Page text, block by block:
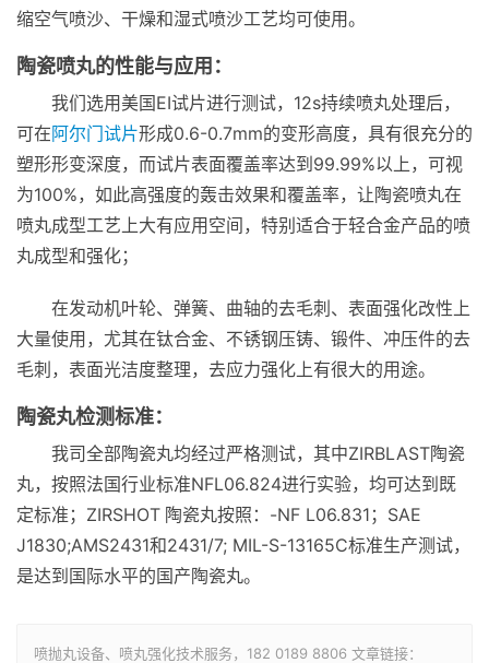
缩空气喷沙、干燥和湿式喷沙工艺均可使用。
陶瓷喷丸的性能与应用：
我们选用美国EI试片进行测试，12s持续喷丸处理后，
可在阿尔门试片形成0.6-0.7mm的变形高度，具有很充分的
塑形形变深度，而试片表面覆盖率达到99.99%以上，可视
为100%，如此高强度的轰击效果和覆盖率，让陶瓷喷丸在
喷丸成型工艺上大有应用空间，特别适合于轻合金产品的喷
丸成型和强化；
在发动机叶轮、弹簧、曲轴的去毛刺、表面强化改性上
大量使用，尤其在钛合金、不锈钢压铸、锻件、冲压件的去
毛刺，表面光洁度整理，去应力强化上有很大的用途。
陶瓷丸检测标准：
我司全部陶瓷丸均经过严格测试，其中ZIRBLAST陶瓷
丸，按照法国行业标准NFL06.824进行实验，均可达到既
定标准；ZIRSHOT 陶瓷丸按照：-NF L06.831；SAE
J1830;AMS2431和2431/7; MIL-S-13165C标准生产测试，
是达到国际水平的国产陶瓷丸。
喷抛丸设备、喷丸强化技术服务，182 0189 8806 文章链接：